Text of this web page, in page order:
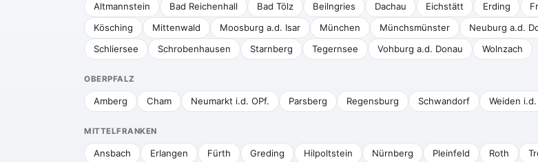
Altmannstein Bad Reichenhall Bad Tölz Beilngries Dachau Eichstätt Erding
Kösching
Mittenwald Moosburg a.d. Isar München Münchsmünster Neuburg a.d.
Schliersee
Schrobenhausen Starnberg Tegernsee Vohburg a.d. Donau Wolnzach
OBERPFALZ
Amberg Cham Neumarkt i.d. OPf. Parsberg Regensburg Schwandorf Weiden i.d.
MITTELFRANKEN
Ansbach Erlangen Fürth Greding Hilpoltstein Nürnberg Pleinfeld Roth